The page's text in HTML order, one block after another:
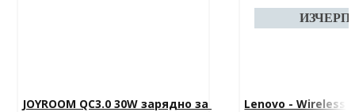
JOYROOM QC3.0 30W зарядно за
Lenovo - Wireless